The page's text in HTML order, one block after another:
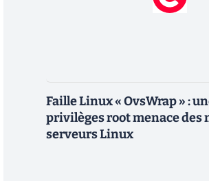
Faille Linux « OvsWrap » :
privilèges root menace des
serveurs Linux